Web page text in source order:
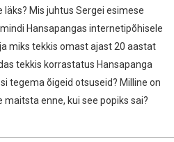
läks? Mis juhtus Sergei esimese
Hansapangas internetipõhisele
miks tekkis omast ajast 20 aastat
tekkis korrastatus Hansapanga
tegema õigeid otsuseid? Milline on
maitsta enne, kui see popiks sai?